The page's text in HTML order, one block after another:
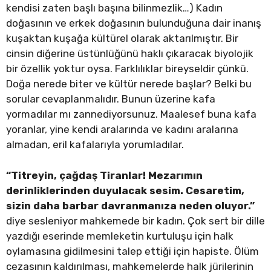
kendisi zaten başlı başına bilinmezlik…) Kadın
doğasının ve erkek doğasının bulunduğuna dair inanış
kuşaktan kuşağa kültürel olarak aktarılmıştır. Bir
cinsin diğerine üstünlüğünü haklı çıkaracak biyolojik
bir özellik yoktur oysa. Farklılıklar bireyseldir çünkü.
Doğa nerede biter ve kültür nerede başlar? Belki bu
sorular cevaplanmalıdır. Bunun üzerine kafa
yormadılar mı zannediyorsunuz. Maalesef buna kafa
yoranlar, yine kendi aralarında ve kadını aralarına
almadan, eril kafalarıyla yorumladılar.
“Titreyin, çağdaş Tiranlar! Mezarımın
derinliklerinden duyulacak sesim. Cesaretim,
sizin daha barbar davranmanıza neden oluyor.”
diye sesleniyor mahkemede bir kadın. Çok sert bir dille
yazdığı eserinde memleketin kurtuluşu için halk
oylamasına gidilmesini talep ettiği için hapiste. Ölüm
cezasının kaldırılması, mahkemelerde halk jürilerinin